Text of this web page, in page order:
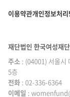
이용약관개인정보처리
재단법인 한국여성재단
주소 : (04001) 서울시
5층
전화 : 02-336-6364
|
이메일 :